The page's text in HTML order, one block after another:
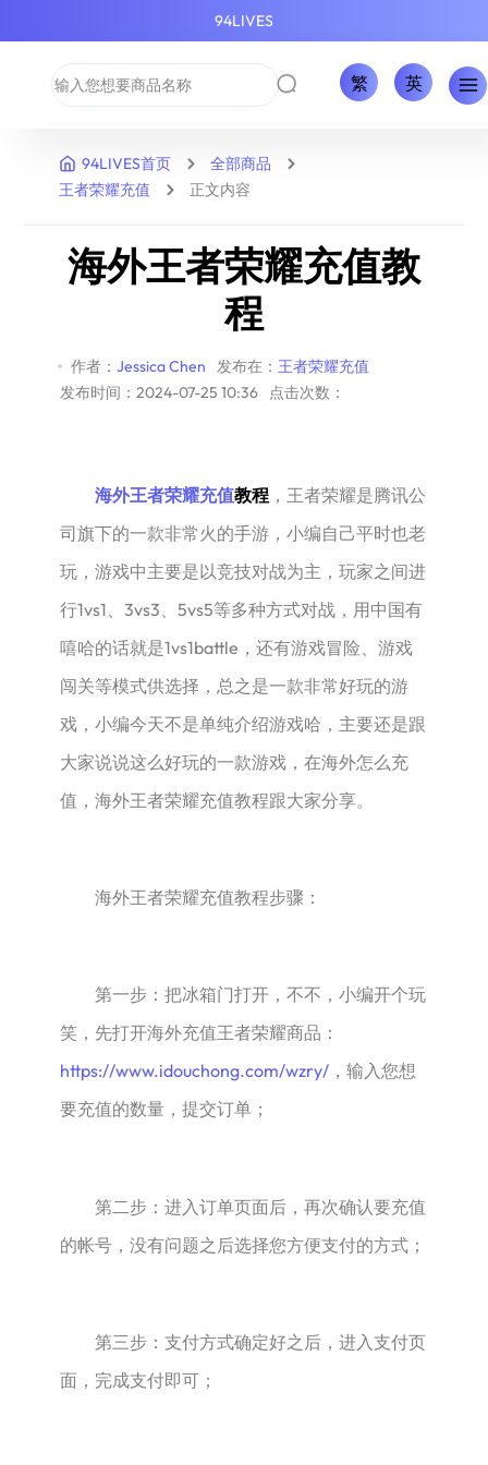
94LIVES
繁 英
94LIVES首页
全部商品
王者荣耀充值
正文内容
海外王者荣耀充值教
程
作者： Jessica Chen 发布在： 王者荣耀充值
发布时间：2024-07-25 10:36
点击次数：
海外王者荣耀充值教程，王者荣耀是腾讯公
司旗下的一款非常火的手游，小编自己平时也老
玩，游戏中主要是以竞技对战为主，玩家之间进
行1vs1、3vs3、5vs5等多种方式对战，用中国有
嘻哈的话就是1vs1battle，还有游戏冒险、游戏
闯关等模式供选择，总之是一款非常好玩的游
戏，小编今天不是单纯介绍游戏哈，主要还是跟
大家说说这么好玩的一款游戏，在海外怎么充
值，海外王者荣耀充值教程跟大家分享。
海外王者荣耀充值教程步骤：
第一步：把冰箱门打开，不不，小编开个玩
笑，先打开海外充值王者荣耀商品：
https://www.idouchong.com/wzry/，输入您想
要充值的数量，提交订单；
第二步：进入订单页面后，再次确认要充值
的帐号，没有问题之后选择您方便支付的方式；
第三步：支付方式确定好之后，进入支付页
面，完成支付即可；